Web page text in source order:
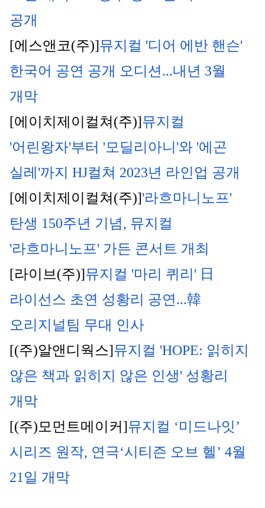
공개
[에스앤코(주)]뮤지컬 '디어 에반 핸슨'
한국어 공연 공개 오디션...내년 3월
개막
[에이치제이컬쳐(주)]뮤지컬
'어린왕자'부터 '모딜리아니'와 '에곤
실레'까지 HJ컬쳐 2023년 라인업 공개
[에이치제이컬쳐(주)]'라흐마니노프'
탄생 150주년 기념, 뮤지컬
'라흐마니노프' 가든 콘서트 개최
[라이브(주)]뮤지컬 '마리 퀴리' 日
라이선스 초연 성황리 공연...韓
오리지널팀 무대 인사
[(주)알앤디웍스]뮤지컬 'HOPE: 읽히지
않은 책과 읽히지 않은 인생' 성황리
개막
[(주)모먼트메이커]뮤지컬 ‘미드나잇’
시리즈 원작, 연극‘시티즌 오브 헬’ 4월
21일 개막